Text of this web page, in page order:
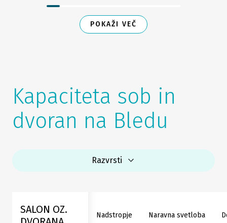
POKAŽI VEČ
Kapaciteta sob in
dvoran na Bledu
Razvrsti
SALON OZ.
Nadstropje Naravna svetloba